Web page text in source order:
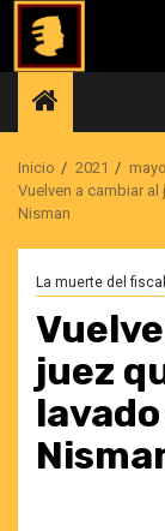
Saltar
contenido
Inicio 2021 mayo
Vuelven a cambiar
Nisman
La muerte del fiscal
juez